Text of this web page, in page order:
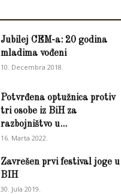
Jubilej CEM-a: 20 godina
mladima vođeni
10. Decembra 2018.
Potvrđena optužnica protiv
tri osobe iz BiH za
razbojništvo u...
16. Marta 2022.
Zavrešen prvi festival joge u
BIH
30. Jula 2019.